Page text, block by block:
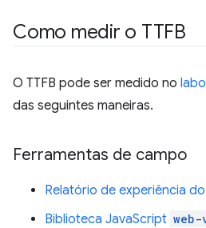
Como medir o TTFB
O TTFB pode ser medido no
das seguintes maneiras.
Ferramentas de campo
Relatório de experiência
Biblioteca JavaScript